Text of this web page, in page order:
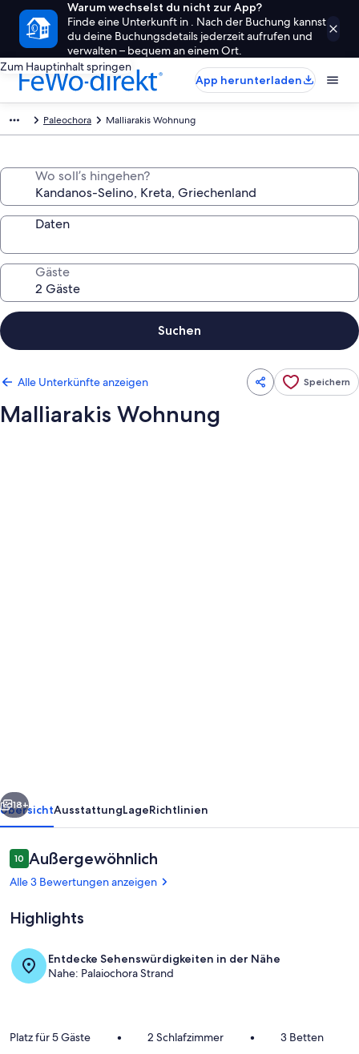
Warum wechselst du nicht zur App?
Finde eine Unterkunft in . Nach der Buchung kannst
du deine Buchungsdetails jederzeit aufrufen und
verwalten – bequem an einem Ort.
Zum Hauptinhalt springen
App herunterladen
Paleochora Malliarakis Wohnung
Wo soll’s hingehen?
Daten
Gäste
Suchen
Alle Unterkünfte anzeigen Speichern
Malliarakis Wohnung
Weiter
18+
ÜbersichtAusstattungLageRichtlinien
Bewertungen
1010 von 10.
Außergewöhnlich
Alle 3 Bewertungen anzeigen
Highlights
Entdecke Sehenswürdigkeiten in der Nähe
Nahe: Palaiochora Strand
Platz für 5 Gäste • 2 Schlafzimmer • 3 Betten